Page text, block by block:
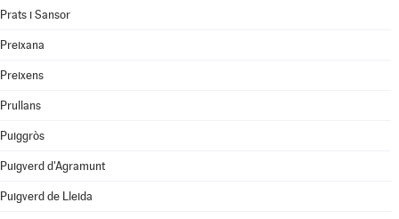
Prats i Sansor
Preixana
Preixens
Prullans
Puiggròs
Puigverd d'Agramunt
Puigverd de Lleida